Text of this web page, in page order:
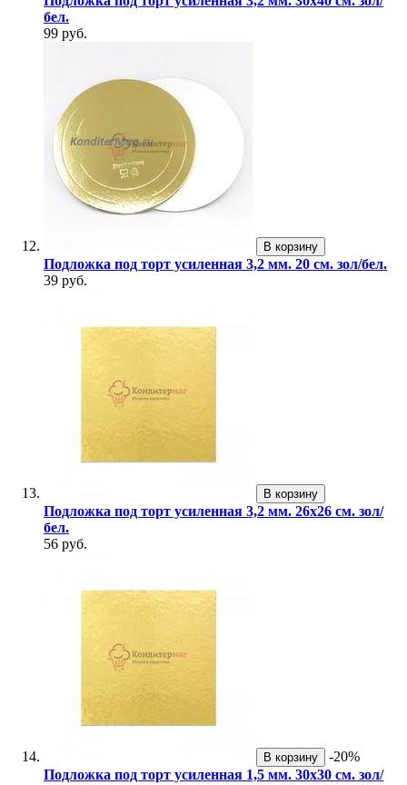
бел.
99 руб.
В корзину
Подложка под торт усиленная 3,2 мм. 20 см. зол/бел.
39 руб.
В корзину
Подложка под торт усиленная 3,2 мм. 26х26 см. зол/
бел.
56 руб.
В корзину
-20%
Подложка под торт усиленная 1,5 мм. 30х30 см. зол/